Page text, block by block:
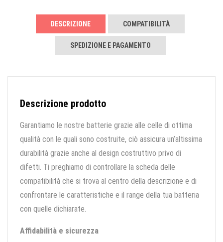
DESCRIZIONE COMPATIBILITÀ
SPEDIZIONE E PAGAMENTO
Descrizione prodotto
Garantiamo le nostre batterie grazie alle celle di ottima
qualità con le quali sono costruite, ciò assicura un’altissima
durabilità grazie anche al design costruttivo privo di
difetti. Ti preghiamo di controllare la scheda delle
compatibilità che si trova al centro della descrizione e di
confrontare le caratteristiche e il range della tua batteria
con quelle dichiarate.
Affidabilità e sicurezza